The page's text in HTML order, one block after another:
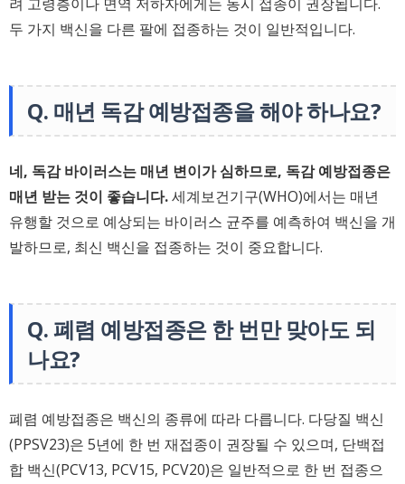
두 가지 백신을 다른 팔에 접종하는 것이 일반적입니다.
Q. 매년 독감 예방접종을 해야 하나요?
네, 독감 바이러스는 매년 변이가 심하므로, 독감 예방접종은
매년 받는 것이 좋습니다.세계보건기구(WHO)에서는 매년
유행할 것으로 예상되는 바이러스 균주를 예측하여 백신을 개
발하므로, 최신 백신을 접종하는 것이 중요합니다.
Q. 폐렴 예방접종은 한 번만 맞아도 되
나요?
폐렴 예방접종은 백신의 종류에 따라 다릅니다. 다당질 백신
(PPSV23)은 5년에 한 번 재접종이 권장될 수 있으며, 단백접
합 백신(PCV13, PCV15, PCV20)은 일반적으로 한 번 접종으